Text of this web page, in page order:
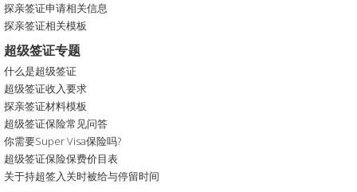
探亲签证申请相关信息
探亲签证相关模板
超级签证专题
什么是超级签证
超级签证收入要求
探亲签证材料模板
超级签证保险常见问答
你需要Super Visa保险吗?
超级签证保险保费价目表
关于持超签入关时被给与停留时间